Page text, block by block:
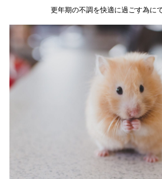
更年期の不調を快適に過ごす為に